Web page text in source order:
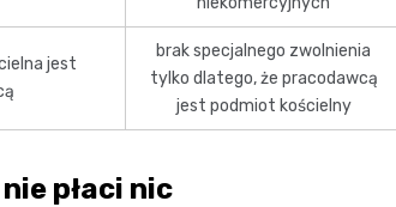
jest
brak specjalnego zwolnienia
tylko dlatego, że pracodawcą
jest podmiot kościelny
płaci nic